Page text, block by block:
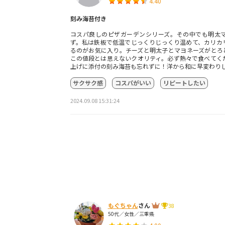
刻み海苔付き
コスパ良しのピザガーデンシリーズ。その中でも明太
ず。私は鉄板で低温でじっくりじっくり温めて、カリ
るのがお気に入り。チーズと明太子とマヨネーズがと
この値段とは思えないクオリティ。必ず熱々で食べて
上げに添付の刻み海苔も忘れずに！洋から和に早変わり
サクサク感
コスパがいい リピートしたい
2024.09.08 15:31:24
もぐちゃんさん
38
50代／女性／三重県